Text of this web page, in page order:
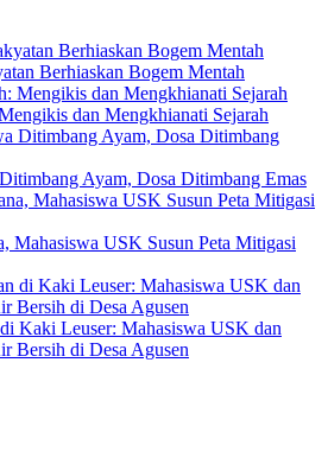
Berhiaskan Bogem Mentah
dan Mengkhianati Sejarah
Ayam, Dosa Ditimbang Emas
Mahasiswa USK Susun Peta Mitigasi
Kaki Leuser: Mahasiswa USK dan
Bersih di Desa Agusen